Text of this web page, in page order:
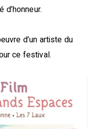
d’un artiste du
ce festival.